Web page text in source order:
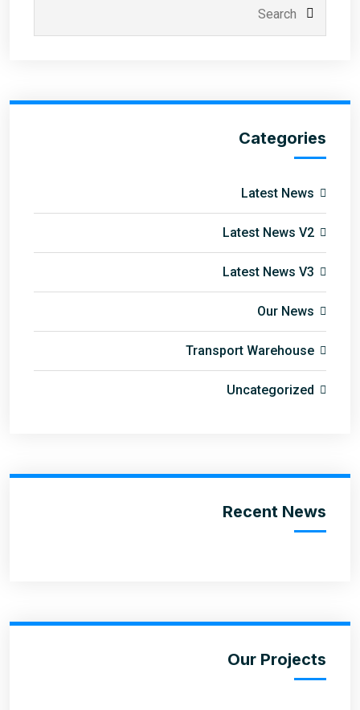
Categories
Latest News
Latest News V2
Latest News V3
Our News
Transport Warehouse
Uncategorized
Recent News
Our Projects